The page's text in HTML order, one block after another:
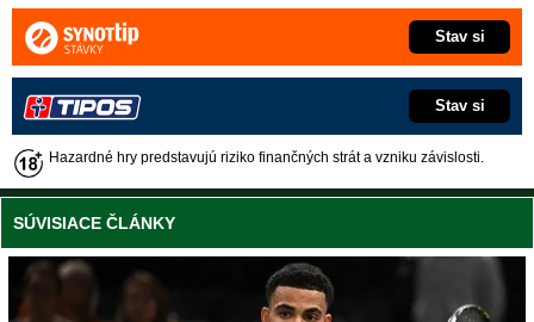
Stav si
Stav si
Hazardné hry predstavujú riziko finančných strát a vzniku závislosti.
SÚVISIACE ČLÁNKY